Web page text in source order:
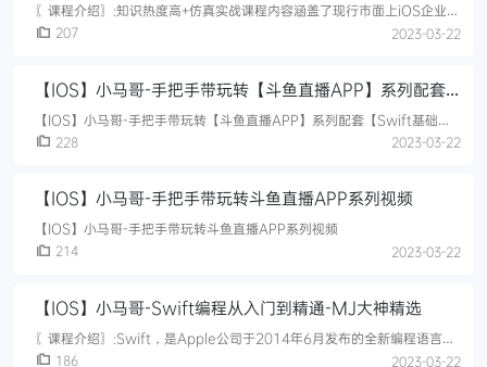
〖课程介绍〗:知识热度高+仿真实战课程内容涵盖了现行市面上iOS企业开
发中的热点技术和热门技巧。课程以百度音乐、百度魔图、蘑菇街、百度
进一步的剖析苹果应用的设计思想和理念。让学员在快速理解学习知识点
讲师多
207 2023-03-22
【IOS】小马哥-手把手带玩转【斗鱼直播APP】系列配套
【Swift基础】视频
【IOS】小马哥-手把手带玩转【斗鱼直播APP】系列配套【Swift基础】
视频228 2023-03-22
【IOS】小马哥-手把手带玩转斗鱼直播APP系列视频
【IOS】小马哥-手把手带玩转斗鱼直播APP系列视频
214 2023-03-22
【IOS】小马哥-Swift编程从入门到精通-MJ大神精选
〖课程介绍〗:Swift，是Apple公司于2014年6月发布的全新编程语言，
受到全世界各地开发者的热捧和关注。〖视频截图〗:
186 2023-03-22